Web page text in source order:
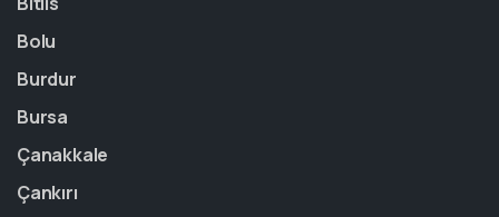
Bolu
Burdur
Bursa
Çanakkale
Çankırı